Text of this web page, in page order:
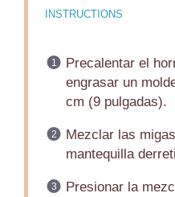
INSTRUCTIONS
Precalentar el
engrasar un
cm (9 pulgadas).
Mezclar las
mantequilla
Presionar la